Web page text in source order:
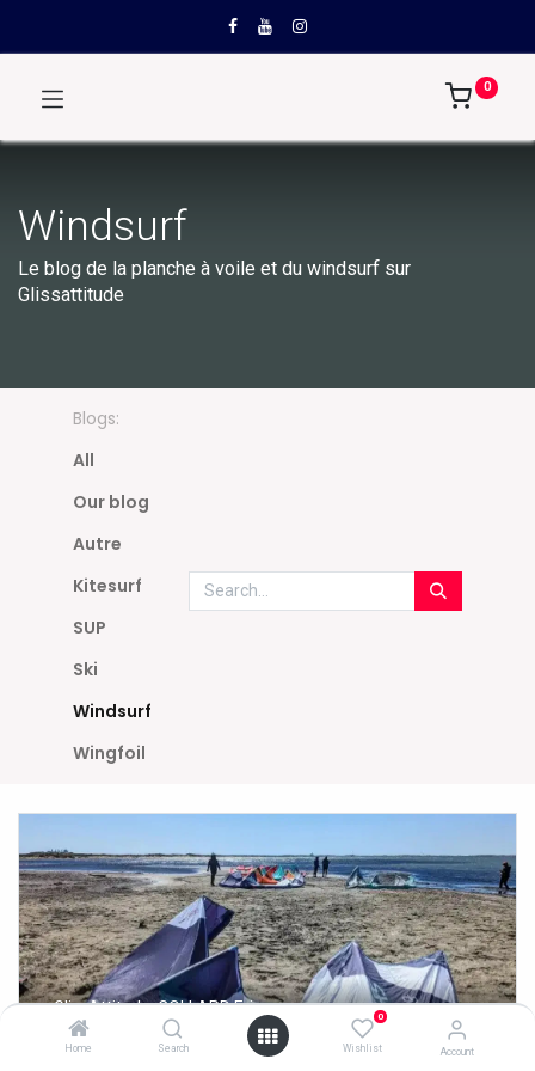
Home Search
0
Wishlist Account
0
Windsurf
Le blog de la planche à voile et du windsurf sur
Glissattitude
Blogs:
All
Our blog
Autre
Kitesurf
SUP
Ski
Windsurf
Wingfoil
GlissAttitude, COLLARD Eric
Les clubs du 13